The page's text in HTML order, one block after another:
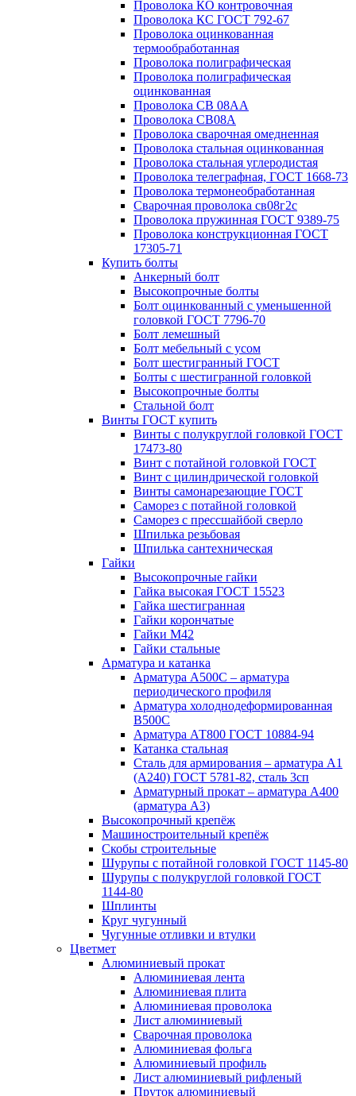
Проволока КО контровочная
Проволока КС ГОСТ 792-67
Проволока оцинкованная
термообработанная
Проволока полиграфическая
Проволока полиграфическая
оцинкованная
Проволока СВ 08АА
Проволока СВ08А
Проволока сварочная омедненная
Проволока стальная оцинкованная
Проволока стальная углеродистая
Проволока телеграфная, ГОСТ 1668-73
Проволока термонеобработанная
Сварочная проволока св08г2с
Проволока пружинная ГОСТ 9389-75
Проволока конструкционная ГОСТ
17305-71
Купить болты
Анкерный болт
Высокопрочные болты
Болт оцинкованный с уменьшенной
головкой ГОСТ 7796-70
Болт лемешный
Болт мебельный с усом
Болт шестигранный ГОСТ
Болты с шестигранной головкой
Высокопрочные болты
Стальной болт
Винты ГОСТ купить
Винты с полукруглой головкой ГОСТ
17473-80
Винт с потайной головкой ГОСТ
Винт с цилиндрической головкой
Винты самонарезающие ГОСТ
Саморез с потайной головкой
Саморез с прессшайбой сверло
Шпилька резьбовая
Шпилька сантехническая
Гайки
Высокопрочные гайки
Гайка высокая ГОСТ 15523
Гайка шестигранная
Гайки корончатые
Гайки М42
Гайки стальные
Арматура и катанка
Арматура А500С – арматура
периодического профиля
Арматура холоднодеформированная
В500С
Арматура АТ800 ГОСТ 10884-94
Катанка стальная
Сталь для армирования – арматура А1
(А240) ГОСТ 5781-82, сталь 3сп
Арматурный прокат – арматура А400
(арматура А3)
Высокопрочный крепёж
Машиностроительный крепёж
Скобы строительные
Шурупы с потайной головкой ГОСТ 1145-80
Шурупы с полукруглой головкой ГОСТ
1144-80
Шплинты
Круг чугунный
Чугунные отливки и втулки
Цветмет
Алюминиевый прокат
Алюминиевая лента
Алюминиевая плита
Алюминиевая проволока
Лист алюминиевый
Сварочная проволока
Алюминиевая фольга
Алюминиевый профиль
Лист алюминиевый рифленый
Пруток алюминиевый